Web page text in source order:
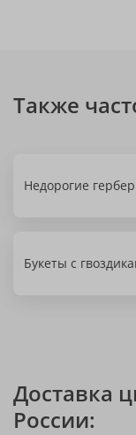
Также
Недорогие
Букеты с
Доставка
России: